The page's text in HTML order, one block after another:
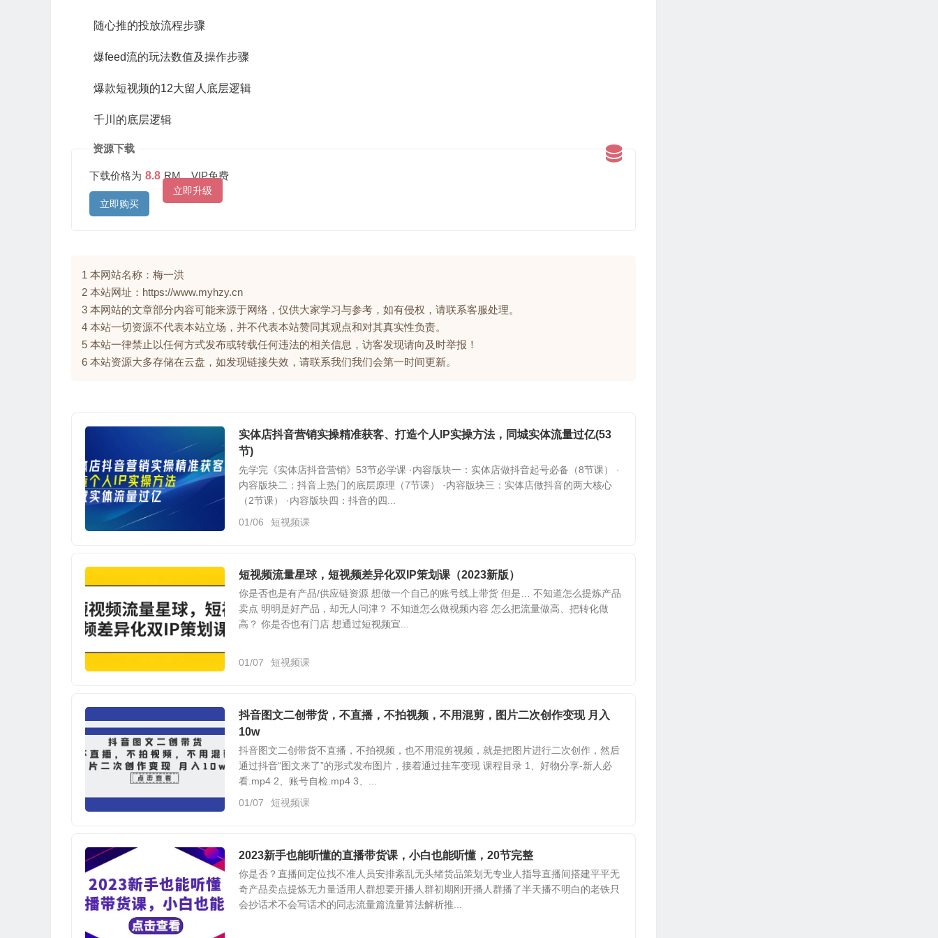
随心推的投放流程步骤
爆feed流的玩法数值及操作步骤
爆款短视频的12大留人底层逻辑
千川的底层逻辑
资源下载
下载价格为 8.8 RM，VIP免费
立即升级
立即购买
1 本网站名称：梅一洪
2 本站网址：https://www.myhzy.cn
3 本网站的文章部分内容可能来源于网络，仅供大家学习与参考，如有侵权，请联系客服处理。
4 本站一切资源不代表本站立场，并不代表本站赞同其观点和对其真实性负责。
5 本站一律禁止以任何方式发布或转载任何违法的相关信息，访客发现请向及时举报！
6 本站资源大多存储在云盘，如发现链接失效，请联系我们我们会第一时间更新。
实体店抖音营销实操精准获客、打造个人IP实操方法，同城实体流量过亿(53
节)
先学完《实体店抖音营销》53节必学课 ·内容版块一：实体店做抖音起号必备（8节课） ·
内容版块二：抖音上热门的底层原理（7节课） ·内容版块三：实体店做抖音的两大核心
（2节课） ·内容版块四：抖音的四...
01/06
短视频课
短视频流量星球，短视频差异化双IP策划课（2023新版）
你是否也是有产品/供应链资源 想做一个自己的账号线上带货 但是… 不知道怎么提炼产品
卖点 明明是好产品，却无人问津？ 不知道怎么做视频内容 怎么把流量做高、把转化做
高？ 你是否也有门店 想通过短视频宣...
01/07 短视频课
抖音图文二创带货，不直播，不拍视频，不用混剪，图片二次创作变现 月入
10w
抖音图文二创带货不直播，不拍视频，也不用混剪视频，就是把图片进行二次创作，然后
通过抖音“图文来了”的形式发布图片，接着通过挂车变现 课程目录 1、好物分享-新人必
看.mp4 2、账号自检.mp4 3、...
01/07
短视频课
2023新手也能听懂的直播带货课，小白也能听懂，20节完整
你是否？直播间定位找不准人员安排紊乱无头绪货品策划无专业人指导直播间搭建平平无
奇产品卖点提炼无力量适用人群想要开播人群初期刚开播人群播了半天播不明白的老铁只
会抄话术不会写话术的同志流量篇流量算法解析推...